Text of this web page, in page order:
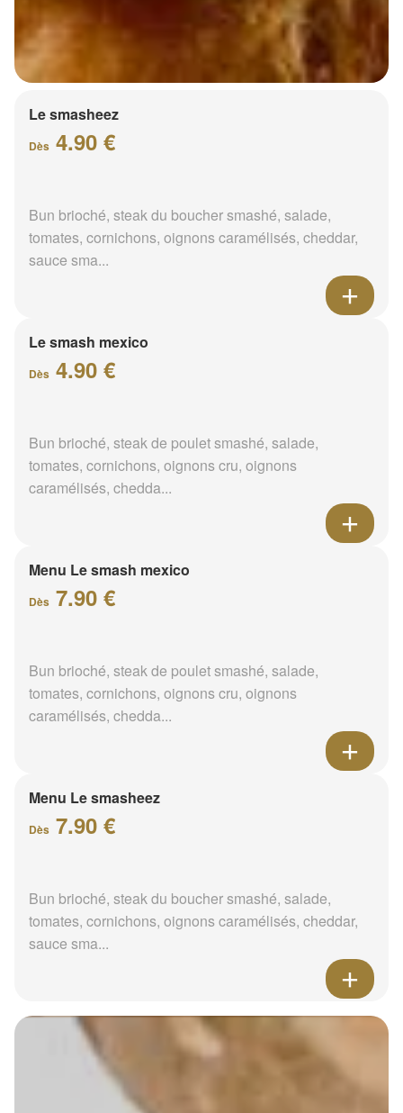
Le smasheez
Dès 4.90 €
Bun brioché, steak du boucher smashé, salade,
tomates, cornichons, oignons caramélisés, cheddar,
sauce sma...
Le smash mexico
Dès 4.90 €
Bun brioché, steak de poulet smashé, salade,
tomates, cornichons, oignons cru, oignons
caramélisés, chedda...
Menu Le smash mexico
Dès 7.90 €
Bun brioché, steak de poulet smashé, salade,
tomates, cornichons, oignons cru, oignons
caramélisés, chedda...
Menu Le smasheez
Dès 7.90 €
Bun brioché, steak du boucher smashé, salade,
tomates, cornichons, oignons caramélisés, cheddar,
sauce sma...